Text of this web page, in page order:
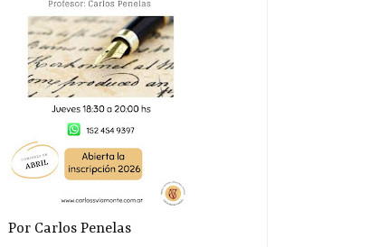
Por Carlos Penelas